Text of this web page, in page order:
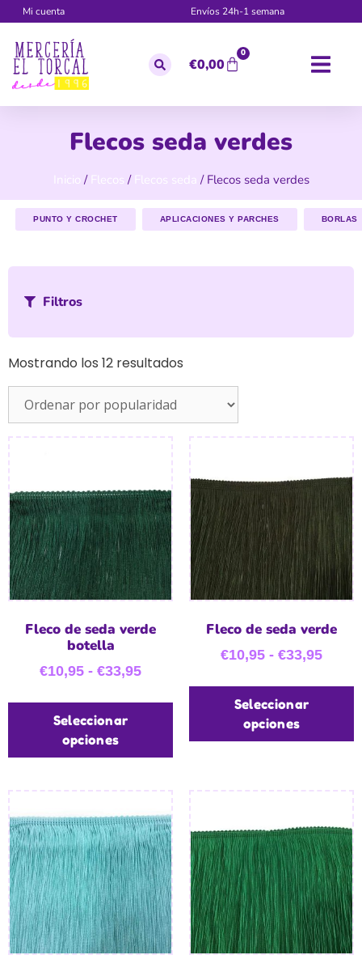
Mi cuenta Envíos 24h-1 semana
€0,00
0
Flecos seda verdes
Inicio / Flecos / Flecos seda / Flecos seda verdes
PUNTO Y CROCHET APLICACIONES Y PARCHES BORLAS
Filtros
Mostrando los 12 resultados
Fleco de seda verde
botella
€10,95 - €33,95
Seleccionar
opciones
Fleco de seda verde
€10,95 - €33,95
Seleccionar
opciones